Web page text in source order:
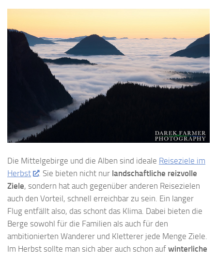
Die Mittelgebirge und die Alben sind ideale Reiseziele im
Herbst
. Sie bieten nicht nur landschaftliche reizvolle
Ziele, sondern hat auch gegenüber anderen Reisezielen
auch den Vorteil, schnell erreichbar zu sein. Ein langer
Flug entfällt also, das schont das Klima. Dabei bieten die
Berge sowohl für die Familien als auch für den
ambitionierten Wanderer und Kletterer jede Menge Ziele.
Im Herbst sollte man sich aber auch schon auf winterliche